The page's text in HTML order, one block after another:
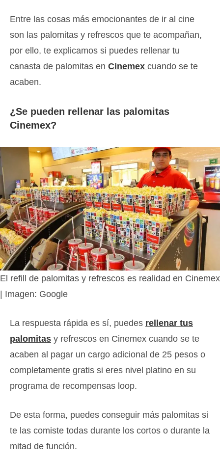
Entre las cosas más emocionantes de ir al cine
son las palomitas y refrescos que te acompañan,
por ello, te explicamos si puedes rellenar tu
canasta de palomitas en Cinemex cuando se te
acaben.
¿Se pueden rellenar las palomitas
Cinemex?
El refill de palomitas y refrescos es realidad en Cinemex
| Imagen: Google
La respuesta rápida es sí, puedes rellenar tus
palomitas y refrescos en Cinemex cuando se te
acaben al pagar un cargo adicional de 25 pesos o
completamente gratis si eres nivel platino en su
programa de recompensas loop.
De esta forma, puedes conseguir más palomitas si
te las comiste todas durante los cortos o durante la
mitad de función.